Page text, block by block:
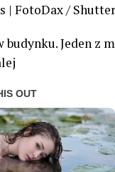
| FotoDax /
budynku. Jeden z